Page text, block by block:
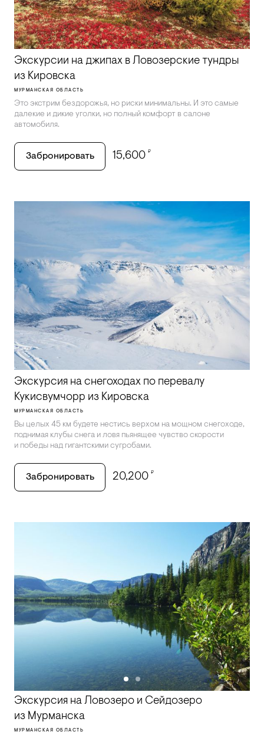
Экскурсии на джипах в Ловозерские тундры
из Кировска
МУРМАНСКАЯ ОБЛАСТЬ
Это экстрим бездорожья, но риски минимальны. И это самые
далекие и дикие уголки, но полный комфорт в салоне
автомобиля.
Забронировать 15,600 ₽
Экскурсия на снегоходах по перевалу
Кукисвумчорр из Кировска
МУРМАНСКАЯ ОБЛАСТЬ
Вы целых 45 км будете нестись верхом на мощном снегоходе,
поднимая клубы снега и ловя пьянящее чувство скорости
и победы над гигантскими сугробами.
Забронировать 20,200 ₽
Экскурсия на Ловозеро и Сейдозеро
из Мурманска
МУРМАНСКАЯ ОБЛАСТЬ